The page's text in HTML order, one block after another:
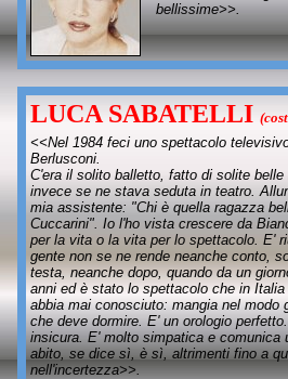
bellissime>>.
LUCA SABATELLI
<<Nel 1984 feci uno spettacolo
Berlusconi.
C'era il solito balletto, fatto di solite
invece se ne stava seduta in teatro.
mia assistente: "Chi è quella ragazza
Cuccarini". Io l'ho vista crescere da
per la vita o la vita per lo spettacolo. E'
gente non se ne rende neanche conto,
testa, neanchedopo, quando da un
anni ed è stato lo spettacolo che in
abbia mai conosciuto: mangia nel
che deve dormire. E' un orologio
insicura. E' molto simpatica e comunica
abito, se dice sì, è sì, altrimenti fino a
nell'incertezza>>.